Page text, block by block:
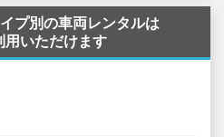
プ別の車両レンタルは
いただけます